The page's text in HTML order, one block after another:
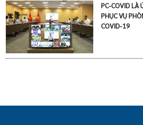
PC-COVID LÀ
PHỤC VỤ
COVID-19